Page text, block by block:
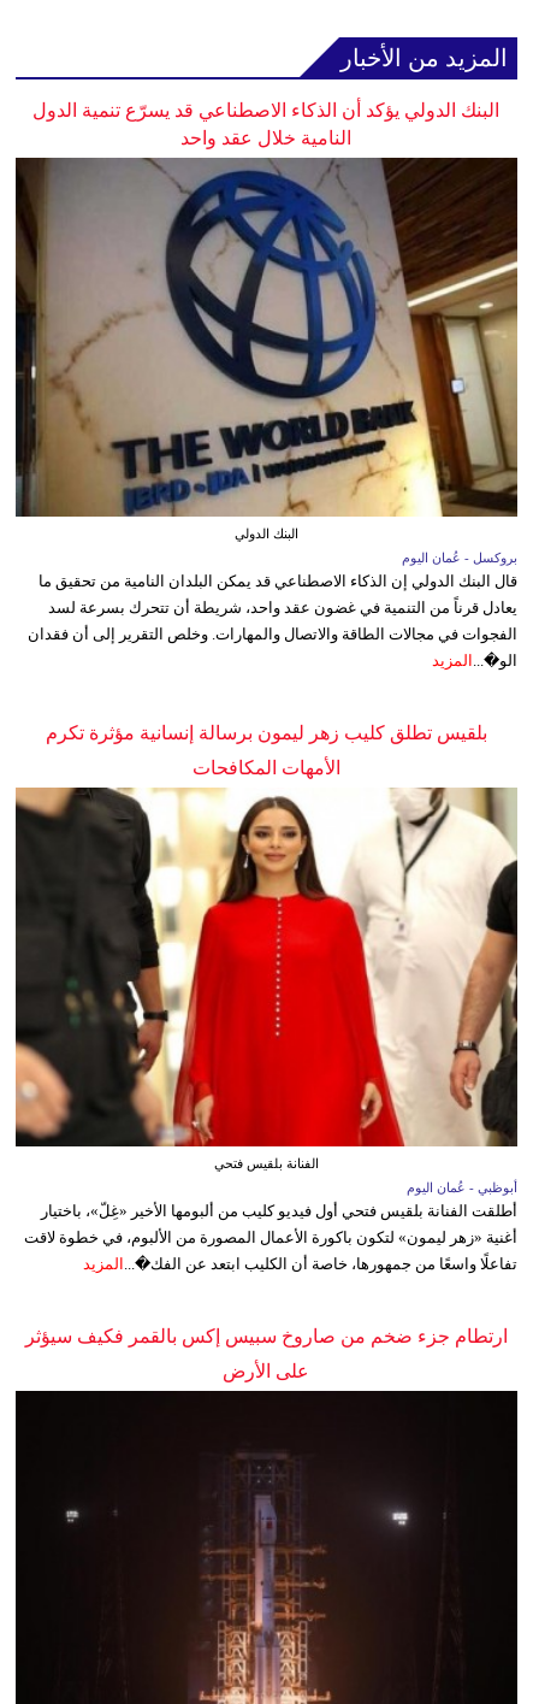
المزيد من الأخبار
البنك الدولي يؤكد أن الذكاء الاصطناعي قد يسرّع تنمية الدول
النامية خلال عقد واحد
البنك الدولي
بروكسل - عُمان اليوم
قال البنك الدولي إن الذكاء الاصطناعي قد يمكن البلدان النامية من تحقيق ما
يعادل قرناً من التنمية في غضون عقد واحد، شريطة أن تتحرك بسرعة لسد
الفجوات في مجالات الطاقة والاتصال والمهارات. وخلص التقرير إلى أن فقدان
الو�...
المزيد
بلقيس تطلق كليب زهر ليمون برسالة إنسانية مؤثرة تكرم
الأمهات المكافحات
الفنانة بلقيس فتحي
أبوظبي - عُمان اليوم
أطلقت الفنانة بلقيس فتحي أول فيديو كليب من ألبومها الأخير «غِلّ»، باختيار
أغنية «زهر ليمون» لتكون باكورة الأعمال المصورة من الألبوم، في خطوة لاقت
تفاعلًا واسعًا من جمهورها، خاصة أن الكليب ابتعد عن الفك�... المزيد
ارتطام جزء ضخم من صاروخ سبيس إكس بالقمر فكيف سيؤثر
على الأرض